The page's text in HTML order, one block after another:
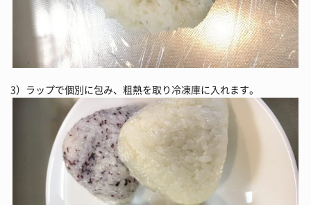
3）ラップで個別に包み、粗熱を取り冷凍庫に入れます。